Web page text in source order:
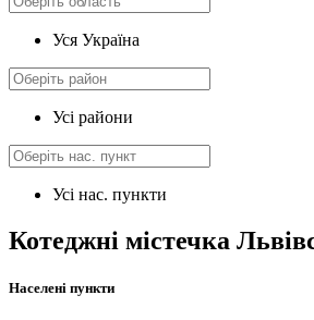
Уся Україна
Усі райони
Усі нас. пункти
Котеджні містечка
Населені пункти